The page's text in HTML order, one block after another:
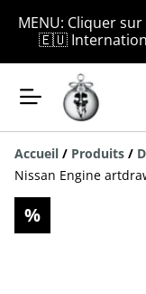
MENU: Cliquer
🇪🇺
Accueil / Produits /
Nissan Engine
%